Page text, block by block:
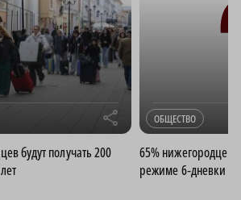
r
будут получать 200
ОБЩЕСТВО
65% нижегородцев
режиме 6‑дневки